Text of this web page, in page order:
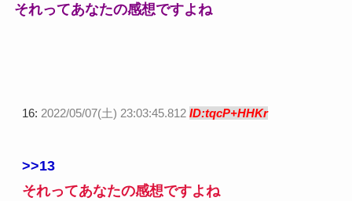
それってあなたの感想ですよね
16: 2022/05/07(土) 23:03:45.812 ID:tqcP+HHKr
>>13
それってあなたの感想ですよね